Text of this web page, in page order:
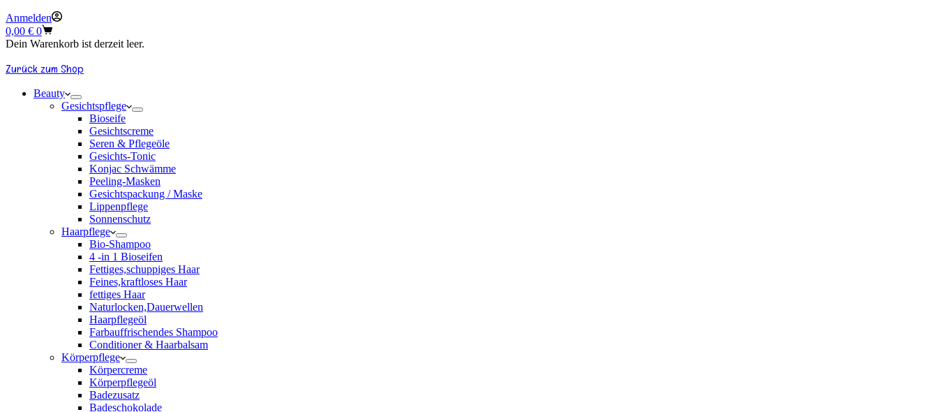
Anmelden
Warenkorb
0,00 € 0
Dein Warenkorb ist derzeit leer.
Zurück zum Shop
Beauty
Gesichtspflege
Bioseife
Gesichtscreme
Seren & Pflegeöle
Gesichts-Tonic
Konjac Schwämme
Peeling-Masken
Gesichtspackung / Maske
Lippenpflege
Sonnenschutz
Haarpflege
Bio-Shampoo
4 -in 1 Bioseifen
Fettiges,schuppiges Haar
Feines,kraftloses Haar
fettiges Haar
Naturlocken,Dauerwellen
Haarpflegeöl
Farbauffrischendes Shampoo
Conditioner & Haarbalsam
Körperpflege
Körpercreme
Körperpflegeöl
Badezusatz
Badeschokolade